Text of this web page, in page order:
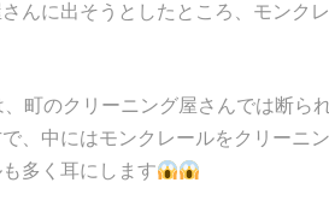
んに出そうとしたところ、モンク
町のクリーニング屋さんでは断ら
、中にはモンクレールをクリーニ
多く耳にします